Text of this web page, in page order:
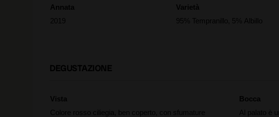
Annata
2019
Varietà
95% Tempranillo, 5% Albillo
DEGUSTAZIONE
Vista
Colore rosso ciliegia, ben coperto, con sfumature
Bocca
Al palato è